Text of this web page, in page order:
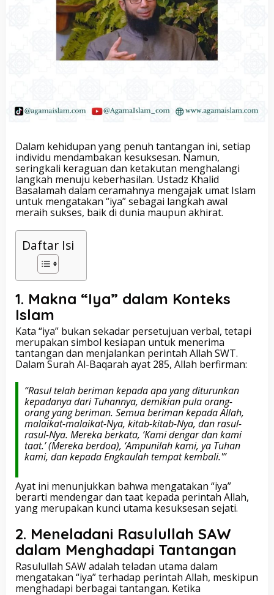
Dalam kehidupan yang penuh tantangan ini, setiap
individu mendambakan kesuksesan. Namun,
seringkali keraguan dan ketakutan menghalangi
langkah menuju keberhasilan. Ustadz Khalid
Basalamah dalam ceramahnya mengajak umat Islam
untuk mengatakan “iya” sebagai langkah awal
meraih sukses, baik di dunia maupun akhirat.
Daftar Isi
1. Makna “Iya” dalam Konteks
Islam
Kata “iya” bukan sekadar persetujuan verbal, tetapi
merupakan simbol kesiapan untuk menerima
tantangan dan menjalankan perintah Allah SWT.
Dalam Surah Al-Baqarah ayat 285, Allah berfirman:
“Rasul telah beriman kepada apa yang diturunkan
kepadanya dari Tuhannya, demikian pula orang-
orang yang beriman. Semua beriman kepada Allah,
malaikat-malaikat-Nya, kitab-kitab-Nya, dan rasul-
rasul-Nya. Mereka berkata, ‘Kami dengar dan kami
taat.’ (Mereka berdoa), ‘Ampunilah kami, ya Tuhan
kami, dan kepada Engkaulah tempat kembali.'”
Ayat ini menunjukkan bahwa mengatakan “iya”
berarti mendengar dan taat kepada perintah Allah,
yang merupakan kunci utama kesuksesan sejati.
2. Meneladani Rasulullah SAW
dalam Menghadapi Tantangan
Rasulullah SAW adalah teladan utama dalam
mengatakan “iya” terhadap perintah Allah, meskipun
menghadapi berbagai tantangan. Ketika